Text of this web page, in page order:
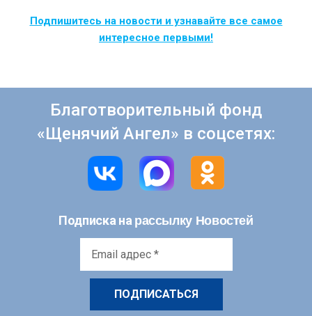
Подпишитесь на новости и узнавайте все самое
интересное первыми!
Благотворительный фонд
«Щенячий Ангел» в соцсетях:
Подписка нарассылку Новостей